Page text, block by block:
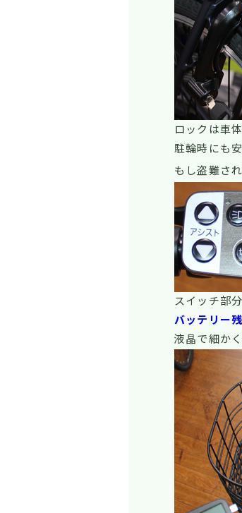
ロックは車
駐輪時にも
もし盗難さ
スイッチ部
バッテリー
液晶で細か